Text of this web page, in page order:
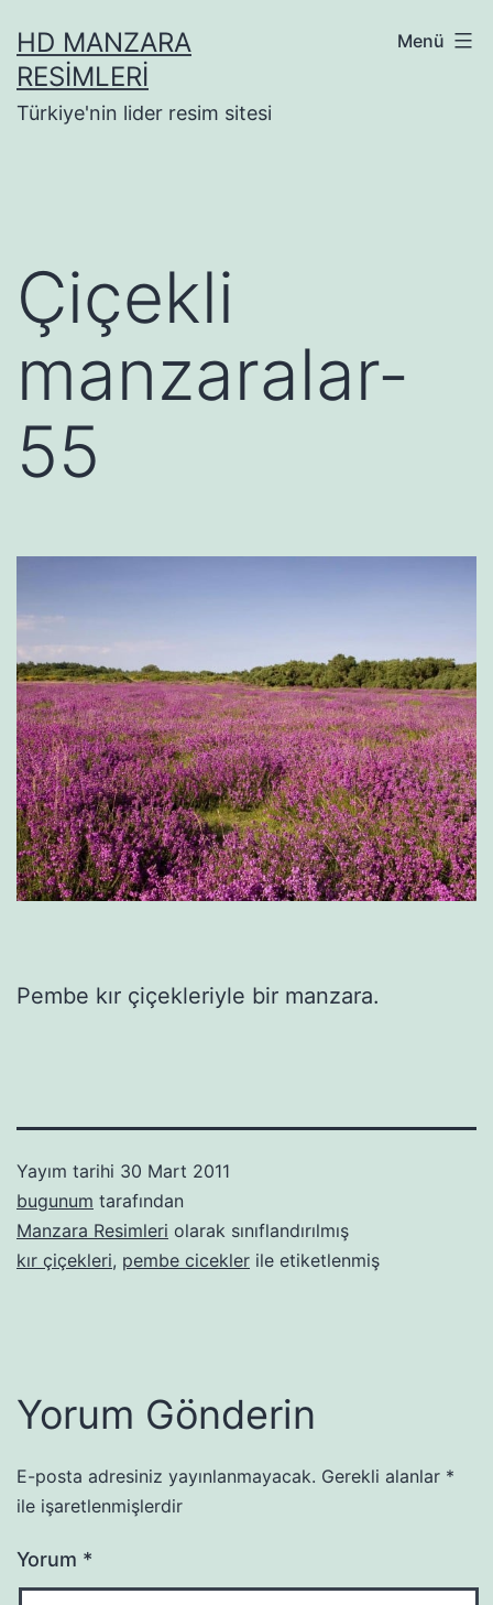
geçHD MANZARA
RESIMLERI
Türkiye'nin lider resim sitesi
Menü
Çiçekli
manzaralar-
55
Pembe kır çiçekleriyle bir manzara.
Yayım tarihi 30 Mart 2011
bugunum tarafından
Manzara Resimleri olarak sınıflandırılmış
kır çiçekleri, pembe cicekler ile etiketlenmiş
Yorum Gönderin
E-posta adresiniz yayınlanmayacak. Gerekli alanlar *
ile işaretlenmişlerdir
Yorum *